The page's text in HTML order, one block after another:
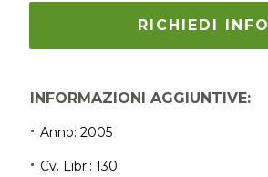
RICHIEDI INFO
INFORMAZIONI AGGIUNTIVE:
Anno: 2005
Cv. Libr.: 130